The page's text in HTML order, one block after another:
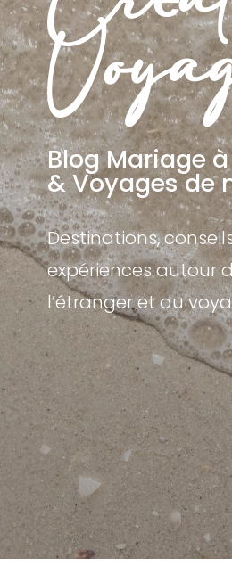
Blog Mariage
& Voyages de
Destinations,
expériences autour
l’étranger et du